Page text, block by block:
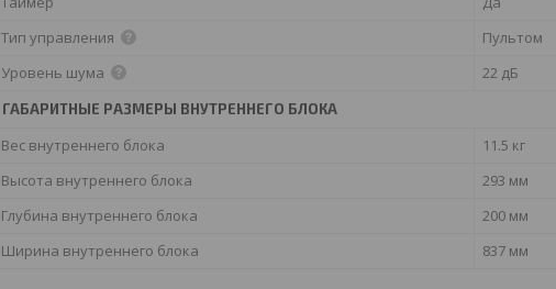
Тип управления
Пультом
Уровень шума
22 дБ
ГАБАРИТНЫЕ РАЗМЕРЫ ВНУТРЕННЕГО БЛОКА
Вес внутреннего блока
11.5 кг
Высота внутреннего блока
293 мм
Глубина внутреннего блока
200 мм
Ширина внутреннего блока
837 мм